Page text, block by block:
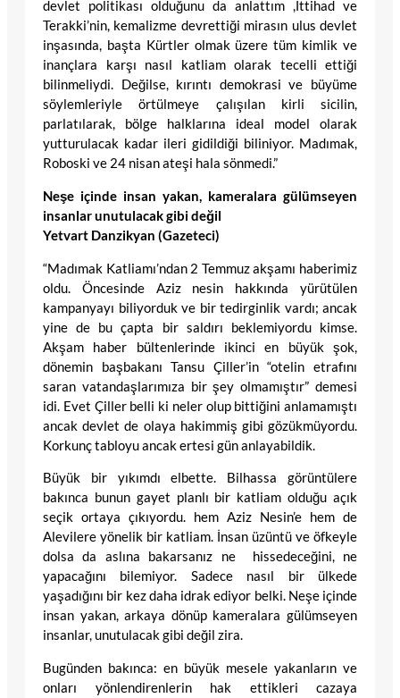
devlet politikası olduğunu da anlattım ,İttihad ve
Terakki’nin, kemalizme devrettiği mirasın ulus devlet
inşasında, başta Kürtler olmak üzere tüm kimlik ve
inançlara karşı nasıl katliam olarak tecelli ettiği
bilinmeliydi. Değilse, kırıntı demokrasi ve büyüme
söylemleriyle örtülmeye çalışılan kirli sicilin,
parlatılarak, bölge halklarına ideal model olarak
yutturulacak kadar ileri gidildiği biliniyor. Madımak,
Roboski ve 24 nisan ateşi hala sönmedi.”
Neşe içinde insan yakan, kameralara gülümseyen
insanlar unutulacak gibi değil
Yetvart Danzikyan (Gazeteci)
“Madımak Katliamı’ndan 2 Temmuz akşamı haberimiz
oldu. Öncesinde Aziz nesin hakkında yürütülen
kampanyayı biliyorduk ve bir tedirginlik vardı; ancak
yine de bu çapta bir saldırı beklemiyordu kimse.
Akşam haber bültenlerinde ikinci en büyük şok,
dönemin başbakanı Tansu Çiller’in “otelin etrafını
saran vatandaşlarımıza bir şey olmamıştır” demesi
idi. Evet Çiller belli ki neler olup bittiğini anlamamıştı
ancak devlet de olaya hakimmiş gibi gözükmüyordu.
Korkunç tabloyu ancak ertesi gün anlayabildik.
Büyük bir yıkımdı elbette. Bilhassa görüntülere
bakınca bunun gayet planlı bir katliam olduğu açık
seçik ortaya çıkıyordu. hem Aziz Nesin’e hem de
Alevilere yönelik bir katliam. İnsan üzüntü ve öfkeyle
dolsa da aslına bakarsanız ne hissedeceğini, ne
yapacağını bilemiyor. Sadece nasıl bir ülkede
yaşadığını bir kez daha idrak ediyor belki. Neşe içinde
insan yakan, arkaya dönüp kameralara gülümseyen
insanlar, unutulacak gibi değil zira.
Bugünden bakınca: en büyük mesele yakanların ve
onları yönlendirenlerin hak ettikleri cazaya